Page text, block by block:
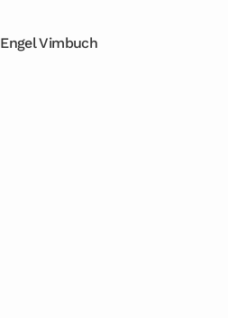
Engel Vimbuch